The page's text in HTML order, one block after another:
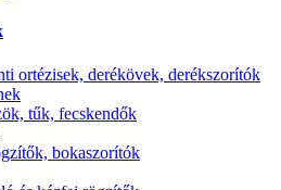
ortézisek, derékövek, derékszorítók
tűk, fecskendők
bokaszorítók